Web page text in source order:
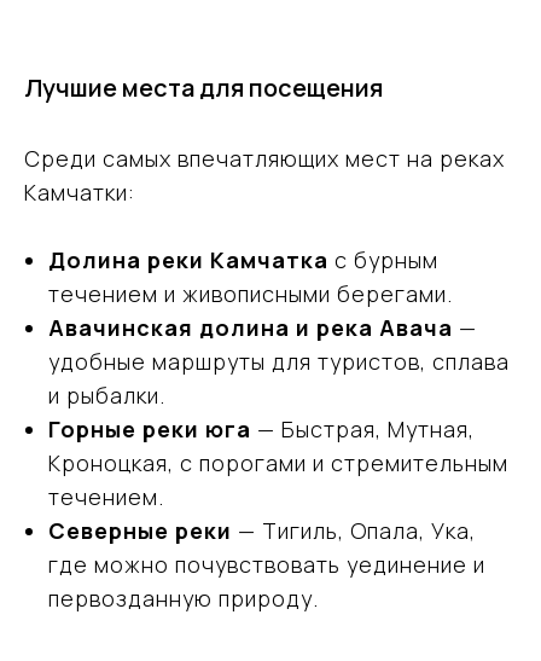
Лучшие места для посещения
Среди самых впечатляющих мест на реках
Камчатки:
Долина реки Камчатка с бурным
течением и живописными берегами.
Авачинская долина и река Авача —
удобные маршруты для туристов, сплава
и рыбалки.
Горные реки юга — Быстрая, Мутная,
Кроноцкая, с порогами и стремительным
течением.
Северные реки — Тигиль, Опала, Ука,
где можно почувствовать уединение и
первозданную природу.
Подобрать
тур
Оставьте свои данные, мы свяжемся с вами
и обсудим детали поездки